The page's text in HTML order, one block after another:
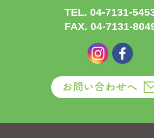
TEL. 04-7131-
FAX. 04-7131-